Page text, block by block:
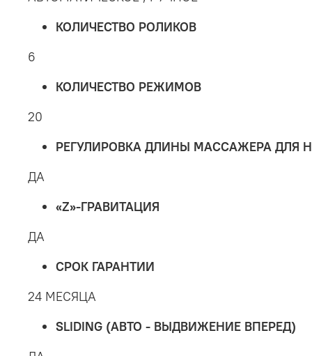
КОЛИЧЕСТВО РОЛИКОВ
6
КОЛИЧЕСТВО РЕЖИМОВ
20
РЕГУЛИРОВКА ДЛИНЫ МАССАЖЕРА ДЛЯ
ДА
«Z»-ГРАВИТАЦИЯ
ДА
СРОК ГАРАНТИИ
24 МЕСЯЦА
SLIDING (АВТО - ВЫДВИЖЕНИЕ ВПЕРЕД)